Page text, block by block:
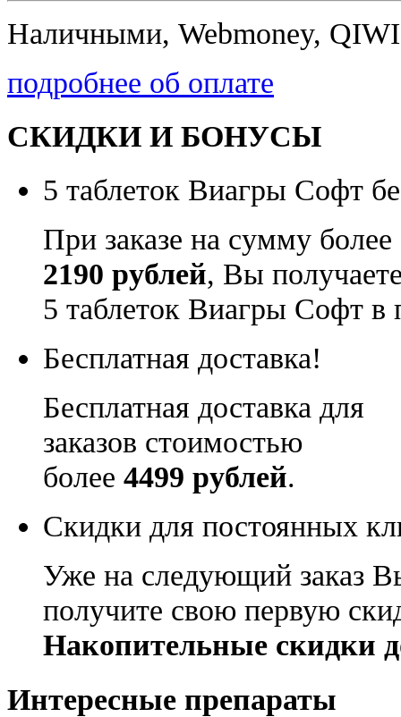
Наличными, Webmoney,
подробнее об оплате
СКИДКИ И БОНУСЫ
5 таблеток Виагры Софт
При заказе на сумму более
2190 рублей, Вы
5 таблеток Виагры Софт в
Бесплатная доставка!
Бесплатная доставка для
заказов стоимостью
более 4499 рублей.
Скидки для постоянных
Уже на следующий заказ
получите свою первую
Накопительные скидки
Интересные препараты